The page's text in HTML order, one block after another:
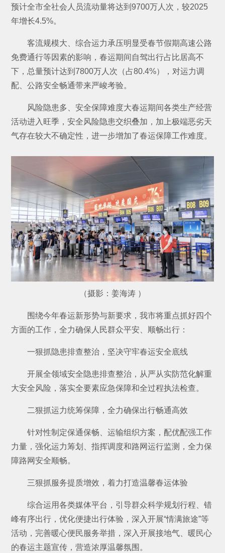
预计全市全社会人员流动量将达到9700万人次，较2025
年增长4.5%。
客流规模大、综合运力承压明显受春节假期高速公路
免费通行等因素的影响，春运期间自驾出行占比居高不
下，总量预计达到7800万人次（占80.4%），对运力调
配、公路安全畅通带来严峻考验。
风险隐患多、安全保障难度大春运期间各类生产经营
活动进入旺季，安全风险隐患交织叠加，加上极端恶劣天
气存在较大不确定性，进一步增加了春运保障工作难度。
（摄影：姜海涛 ）
围绕今年春运新形势与新要求，我市将重点抓好四个
方面的工作，全力确保人民群众平安、顺畅出行：
一狠抓隐患排查整治，坚决守牢春运安全底线
开展全领域安全隐患排查整治，从严从实防范化解重
大安全风险，落实全要素应急保障和全过程执法检查。
二狠抓运力统筹保障，全力确保出行畅通高效
针对性制定保通保畅、运输组织方案，配优配强工作
力量，强化运力筹划、指挥调度和路网运行监测，全力保
障路网安全顺畅。
三狠抓服务提质增效，着力打造温馨春运体验
综合运用各类媒体平台，引导群众科学规划行程、错
峰有序出行，优化便捷出行体验，深入开展“情满旅途”等
活动，完善暖心便民服务举措，深入开展接地气、暖民心
的春运主题宣传，营造浓厚温馨氛围。